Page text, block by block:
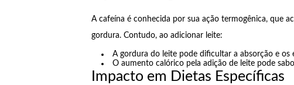
A cafeína é conhecida por sua ação termogênica, que
gordura. Contudo, ao adicionar leite:
A gordura do leite pode dificultar a absorção e os
O aumento calórico pela adição de leite pode
Impacto em Dietas Específicas